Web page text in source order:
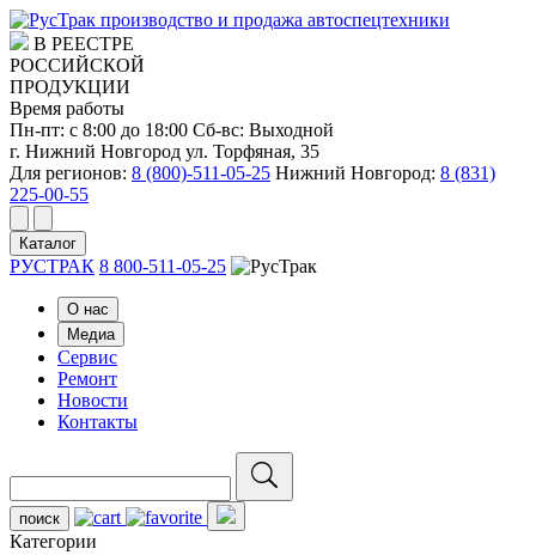
производство и продажа автоспецтехники
В РЕЕСТРЕ
РОССИЙСКОЙ
ПРОДУКЦИИ
Время работы
Пн-пт: с 8:00 до 18:00 Сб-вс: Выходной
г. Нижний Новгород ул. Торфяная, 35
Для регионов: 8 (800)-511-05-25 Нижний Новгород: 8 (831)
225-00-55
Каталог
РУСТРАК 8 800-511-05-25
О нас
Медиа
Сервис
Ремонт
Новости
Контакты
поиск
Категории